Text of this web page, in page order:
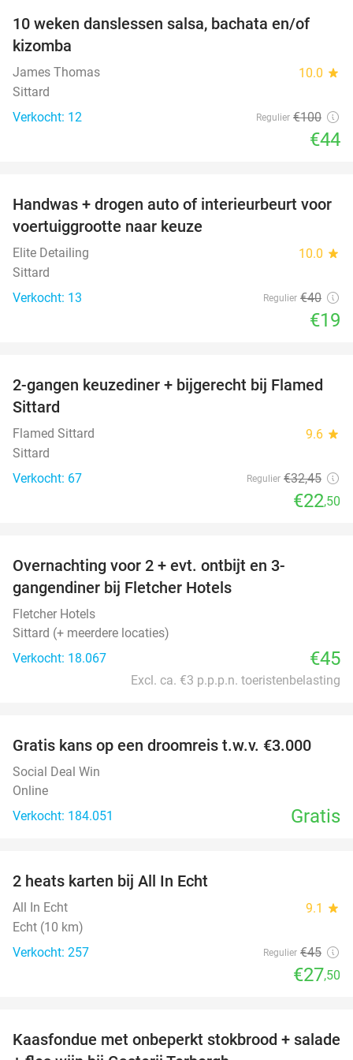
56%
10 weken danslessen salsa, bachata en/of
kizomba
James Thomas 10.0 star
Sittard
Verkocht: 12
Regulier €100
€44
53%
Handwas + drogen auto of interieurbeurt voor
voertuiggrootte naar keuze
Elite Detailing 10.0 star
Sittard
Verkocht: 13
Regulier €40
€19
31%
2-gangen keuzediner + bijgerecht bij Flamed
Sittard
Flamed Sittard 9.6 star
Sittard
Verkocht: 67
Regulier €32,45
€22,50
Overnachting voor 2 + evt. ontbijt en 3-
gangendiner bij Fletcher Hotels
Fletcher Hotels
Sittard (+ meerdere locaties)
Verkocht: 18.067
€45
Excl. ca. €3 p.p.p.n. toeristenbelasting
Gratis kans op een droomreis t.w.v. €3.000
Social Deal Win
Online
Verkocht: 184.051
Gratis
2 heats karten bij All In Echt
All In Echt 9.1 star
Echt (10 km)
Verkocht: 257
Regulier €45
€27,50
44%
Kaasfondue met onbeperkt stokbrood + salade